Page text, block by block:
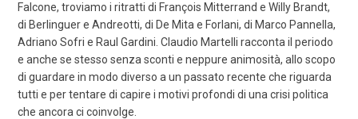
Falcone, troviamo i ritratti di François Mitterrand e Willy Brandt,
di Berlinguer e Andreotti, di De Mita e Forlani, di Marco Pannella,
Adriano Sofri e Raul Gardini. Claudio Martelli racconta il periodo
e anche se stesso senza sconti e neppure animosità, allo scopo
di guardare in modo diverso a un passato recente che riguarda
tutti e per tentare di capire i motivi profondi di una crisi politica
che ancora ci coinvolge.